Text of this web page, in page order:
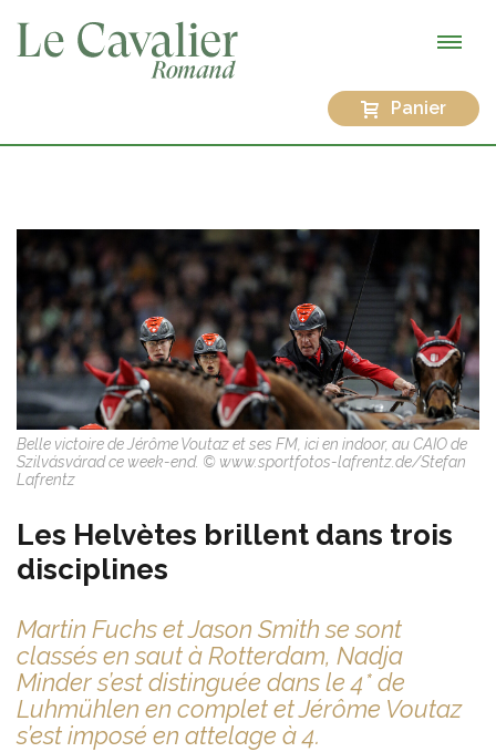
Panier
Belle victoire de Jérôme Voutaz et ses FM, ici en indoor, au CAIO de
Szilvásvárad ce week-end. © www.sportfotos-lafrentz.de/Stefan
Lafrentz
Les Helvètes brillent dans trois
disciplines
Martin Fuchs et Jason Smith se sont
classés en saut à Rotterdam, Nadja
Minder s’est distinguée dans le 4* de
Luhmühlen en complet et Jérôme Voutaz
s’est imposé en attelage à 4.